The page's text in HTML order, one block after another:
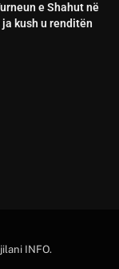
e Shahut në
kush u renditën
INFO.